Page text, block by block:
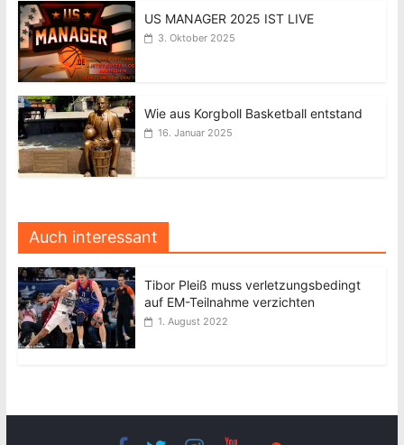
US MANAGER 2025 IST LIVE
3. Oktober 2025
Wie aus Korgboll Basketball entstand
16. Januar 2025
Auch interessant
Tibor Pleiß muss verletzungsbedingt
auf EM-Teilnahme verzichten
1. August 2022